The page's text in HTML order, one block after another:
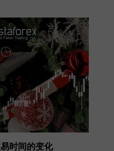
时间的变化